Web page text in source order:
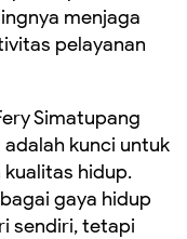
menjaga
pelayanan
Simatupang
kunci untuk
hidup.
gaya hidup
sendiri, tetapi